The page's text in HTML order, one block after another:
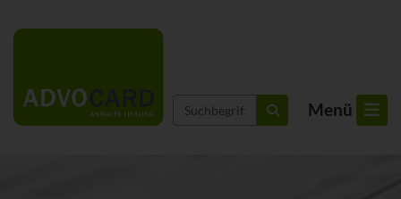
Suchbegriffe suchen Menü